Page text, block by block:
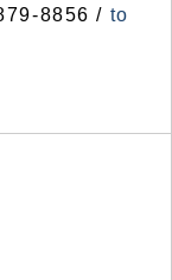
8856 / to